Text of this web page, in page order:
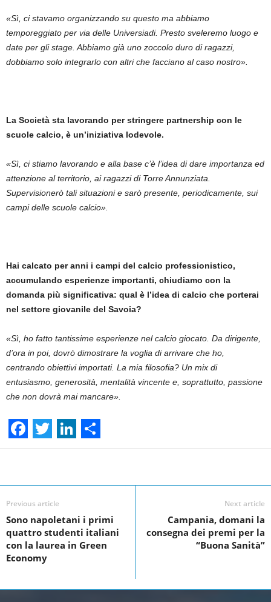
«Sì, ci stavamo organizzando su questo ma abbiamo
temporeggiato per via delle Universiadi. Presto sveleremo luogo e
date per gli stage. Abbiamo già uno zoccolo duro di ragazzi,
dobbiamo solo integrarlo con altri che facciano al caso nostro».
La Società sta lavorando per stringere partnership con le
scuole calcio, è un’iniziativa lodevole.
«Sì, ci stiamo lavorando e alla base c’è l’idea di dare importanza ed
attenzione al territorio, ai ragazzi di Torre Annunziata.
Supervisionerò tali situazioni e sarò presente, periodicamente, sui
campi delle scuole calcio».
Hai calcato per anni i campi del calcio professionistico,
accumulando esperienze importanti, chiudiamo con la
domanda più significativa: qual è l’idea di calcio che porterai
nel settore giovanile del Savoia?
«Sì, ho fatto tantissime esperienze nel calcio giocato. Da dirigente,
d’ora in poi, dovrò dimostrare la voglia di arrivare che ho,
centrando obiettivi importati. La mia filosofia? Un mix di
entusiasmo, generosità, mentalità vincente e, soprattutto, passione
che non dovrà mai mancare».
F
c
e
b
o
o
k
T
i
t
t
e
r
L
n
k
e
d
n
S
a
e
Previous article
Sono napoletani i primi
quattro studenti italiani
con la laurea in Green
Economy
Next article
Campania, domani la
consegna dei premi per la
“Buona Sanità”